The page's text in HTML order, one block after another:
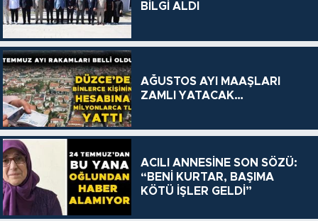
BİLGİ ALDI
AĞUSTOS AYI MAAŞLARI
ZAMLI YATACAK…
ACILI ANNESİNE SON SÖZÜ:
“BENİ KURTAR, BAŞIMA
KÖTÜ İŞLER GELDİ”